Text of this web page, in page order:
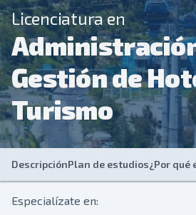
Licenciatura en
Gestión de
Turismo
DescripciónPlan de estudios¿Por
Especialízate en: